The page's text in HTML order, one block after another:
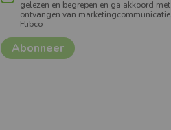
gelezen en begrepen en ga akkoord
ontvangen van
Flibco